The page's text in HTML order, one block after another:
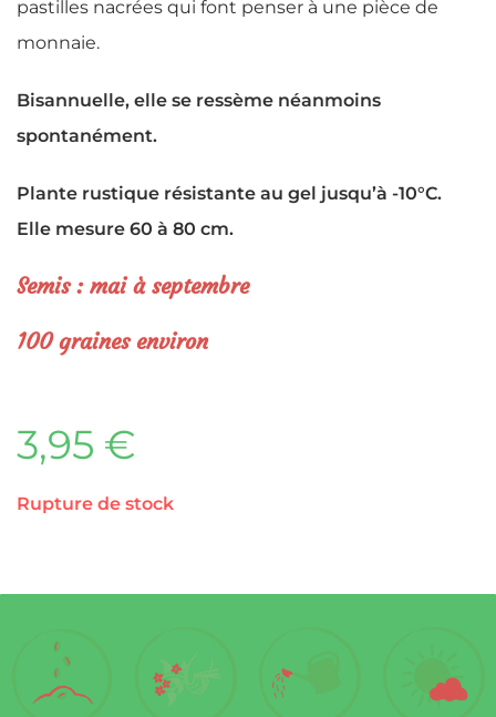
pastilles nacrées qui font penser à une pièce de
monnaie.
Bisannuelle, elle se ressème néanmoins
spontanément.
Plante rustique résistante au gel jusqu’à -10°C.
Elle mesure 60 à 80 cm.
Semis : mai à septembre
100 graines environ
3,95 €
Rupture de stock